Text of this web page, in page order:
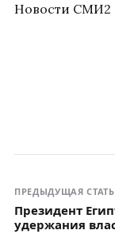
Новости СМИ2
ПРЕДЫДУЩАЯ
Президент
удержания